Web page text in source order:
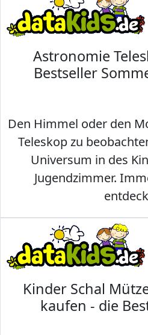
Astronomie
Bestseller
Den Himmel oder den
Teleskop zu
Universum in des
Jugendzimmer.
Kinder Schal
kaufen - die